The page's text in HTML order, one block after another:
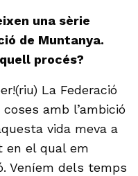
una sèrie
de Muntanya.
procés?
La Federació
amb l’ambició
vida meva a
en el qual em
Veníem dels temps